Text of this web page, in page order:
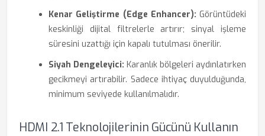
Kenar Geliştirme (Edge Enhancer): Görüntüdeki
keskinliği dijital filtrelerle artırır; sinyal işleme
süresini uzattığı için kapalı tutulması önerilir.
Siyah Dengeleyici: Karanlık bölgeleri aydınlatırken
gecikmeyi artırabilir. Sadece ihtiyaç duyulduğunda,
minimum seviyede kullanılmalıdır.
HDMI 2.1 Teknolojilerinin Gücünü Kullanın